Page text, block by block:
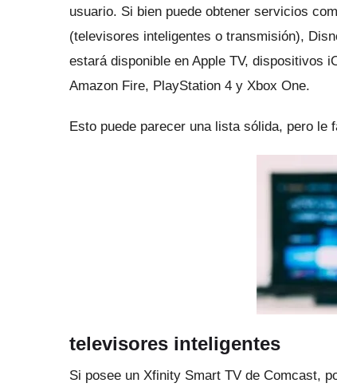
usuario. Si bien puede obtener servicios
(televisores inteligentes o transmisión),
estará disponible en Apple TV, dispositivos
Amazon Fire, PlayStation 4 y Xbox One.
Esto puede parecer una lista sólida, pero le
televisores inteligentes
Si posee un Xfinity Smart TV de Comcast,